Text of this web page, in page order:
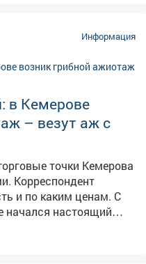
ремонта
характера.
вопросам можно
месяца по адресу пр.
граждан.
2-75-04.
Информация
в Кемерове
– везут аж с
точки Кемерова
Корреспондент
и по каким ценам. С
начался настоящий
и распирает от
вручную в лесу.